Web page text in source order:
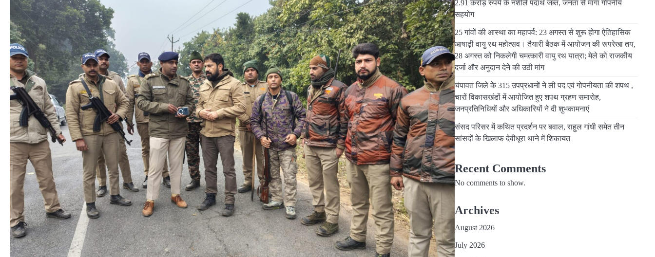
2.91 करोड़ रुपये के नशीले पदार्थ जब्त, जनता से मांगा गोपनीय
सहयोग
25 गांवों की आस्था का महापर्व: 23 अगस्त से शुरू होगा ऐतिहासिक
आषाढ़ी वायु रथ महोत्सव। तैयारी बैठक में आयोजन की रूपरेखा तय,
28 अगस्त को निकलेगी चमत्कारी वायु रथ यात्रा; मेले को राजकीय
दर्जा और अनुदान देने की उठी मांग
चंपावत जिले के 315 उपप्रधानों ने ली पद एवं गोपनीयता की शपथ ,
चारों विकासखंडों में आयोजित हुए शपथ ग्रहण समारोह,
जनप्रतिनिधियों और अधिकारियों ने दी शुभकामनाएं
संसद परिसर में कथित प्रदर्शन पर बवाल, राहुल गांधी समेत तीन
सांसदों के खिलाफ देवीधूरा थाने में शिकायत
Recent Comments
No comments to show.
Archives
August 2026
July 2026